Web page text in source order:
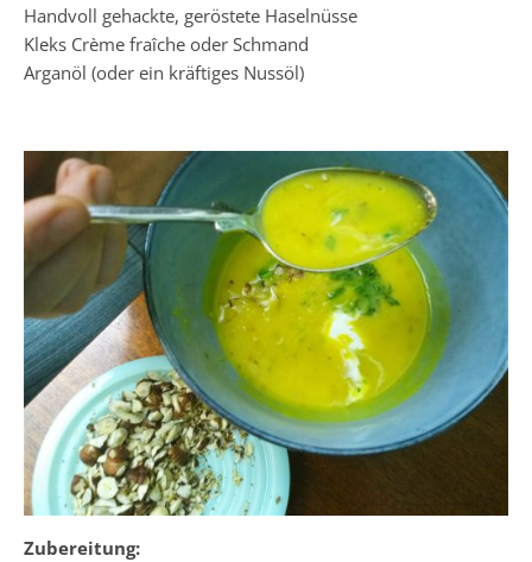
Handvoll gehackte, geröstete Haselnüsse
Kleks Crème fraîche oder Schmand
Arganöl (oder ein kräftiges Nussöl)
Zubereitung: